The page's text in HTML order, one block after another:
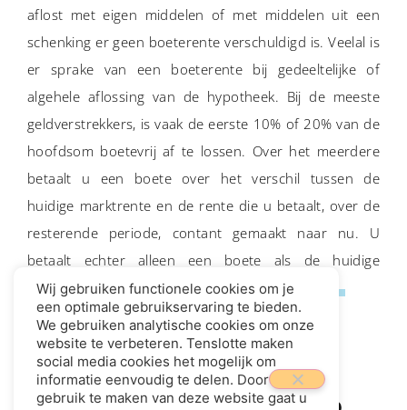
aflost met eigen middelen of met middelen uit een
schenking er geen boeterente verschuldigd is. Veelal is
er sprake van een boeterente bij gedeeltelijke of
algehele aflossing van de hypotheek. Bij de meeste
geldverstrekkers, is vaak de eerste 10% of 20% van de
hoofdsom boetevrij af te lossen. Over het meerdere
betaalt u een boete over het verschil tussen de
huidige marktrente en de rente die u betaalt, over de
resterende periode, contant gemaakt naar nu. U
betaalt echter alleen een boete als de huidige
marktrente lager is dan de rente die u betaalt.
Wij gebruiken functionele cookies om je
een optimale gebruikservaring te bieden.
We gebruiken analytische cookies om onze
website te verbeteren. Tenslotte maken
social media cookies het mogelijk om
informatie eenvoudig te delen. Door
gebruik te maken van deze website gaat u